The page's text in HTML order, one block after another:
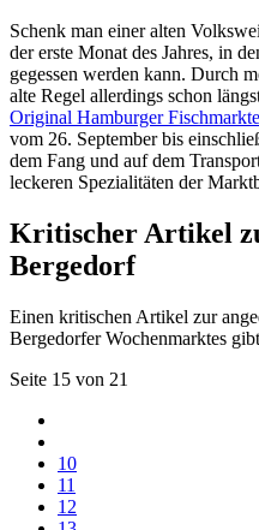
Schenk man einer alten
der erste Monat des Jahres, in
gegessen werden kann. Durch
alte Regel allerdings schon
Original Hamburger
vom 26. September bis
dem Fang und auf dem
leckeren Spezialitäten der
Kritischer Artikel
Bergedorf
Einen kritischen Artikel zur
Bergedorfer Wochenmarktes
Seite 15 von 21
10
11
12